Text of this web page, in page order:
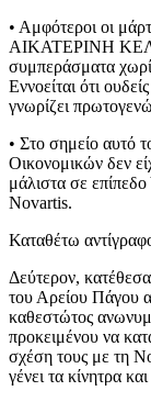
• Αμφότεροι οι
ΑΙΚΑΤΕΡΙΝΗ
συμπεράσματα
Εννοείται ότι
γνωρίζει
• Στο σημείο αυτό
Οικονομικών δεν
μάλιστα σε
Novartis.
Καταθέτω
Δεύτερον,
του Αρείου Πάγου
καθεστώτος
προκειμένου να
σχέση τους με τη
γένει τα κίνητρα